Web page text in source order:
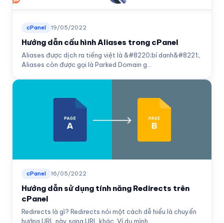
cPanel 19/05/2022
Hướng dẫn cấu hình Aliases trong cPanel
Aliases được dịch ra tiếng việt là &#8220;bí danh&#8221;,
Aliases còn được gọi là Parked Domain g...
cPanel 16/05/2022
Hướng dẫn sử dụng tính năng Redirects trên
cPanel
Redirects là gì? Redirects nói một cách dễ hiểu là chuyển
hướng URL này sang URL khác. Ví dụ mình...